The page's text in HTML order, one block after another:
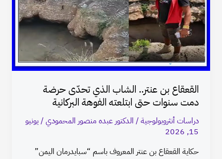
القعقاع بن عنتر.. الشاب الذي تحدّى حرضة
دمت سنوات حتى ابتلعته الفوهة البركانية
دراسات أنثروبولوجية/ الدكتور عبده منصور المحمودي/يونيو
15, 2026
حكاية القعقاع بن عنتر المعروف باسم “سبايدرمان اليمن”
الشاب
الذي
تحدّى
حرضة
دمت
حتى
ابتلعته
الفوهة
البركانية